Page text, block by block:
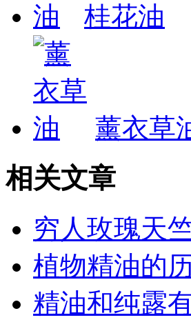
桂花油
薰衣草
相关文章
穷人玫瑰天
植物精油的
精油和纯露